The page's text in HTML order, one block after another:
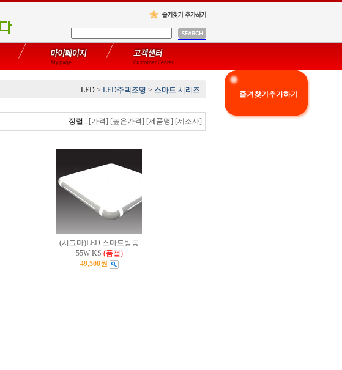
LED > LED주택조명 > 스마트 시리즈
정렬 : [가격] [높은가격] [제품명] [제조사]
(시그마)LED 스마트방등
55W KS (품절)
49,500원
즐겨찾기추가하기